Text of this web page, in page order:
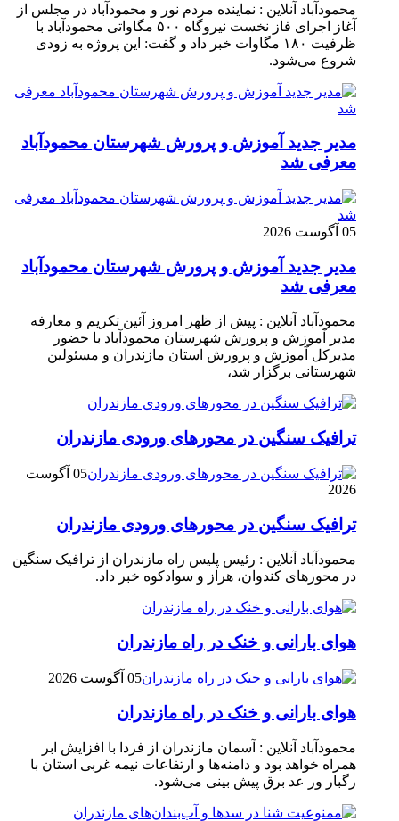
محمودآباد آنلاین : نماینده مردم نور و محمودآباد در مجلس از
آغاز اجرای فاز نخست نیروگاه ۵۰۰ مگاواتی محمودآباد با
ظرفیت ۱۸۰ مگاوات خبر داد و گفت: این پروژه به زودی
شروع می‌شود.
مدیر جدید آموزش و پرورش شهرستان محمودآباد
معرفی شد
05 آگوست 2026
مدیر جدید آموزش و پرورش شهرستان محمودآباد
معرفی شد
محمودآباد آنلاین : پیش از ظهر امروز آئین تکریم و معارفه
مدیر آموزش و پرورش شهرستان محمودآباد با حضور
مدیرکل آموزش و پرورش استان مازندران و مسئولین
شهرستانی برگزار شد،
ترافیک سنگین در محور‌های ورودی مازندران
05 آگوست
2026
ترافیک سنگین در محور‌های ورودی مازندران
محمودآباد آنلاین : رئیس پلیس راه مازندران از ترافیک سنگین
در محور‌های کندوان، هراز و سوادکوه خبر داد.
هوای بارانی و خنک در راه مازندران
05 آگوست 2026
هوای بارانی و خنک در راه مازندران
محمودآباد آنلاین : آسمان مازندران از فردا با افزایش ابر
همراه خواهد بود و دامنه‌ها و ارتفاعات نیمه غربی استان با
رگبار ور عد برق پیش بینی می‌شود.